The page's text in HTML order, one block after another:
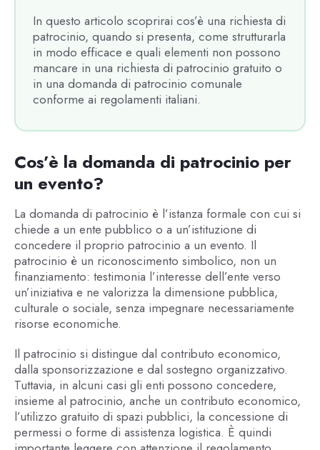
In questo articolo scoprirai cos’è una richiesta di
patrocinio, quando si presenta, come strutturarla
in modo efficace e quali elementi non possono
mancare in una richiesta di patrocinio gratuito o
in una domanda di patrocinio comunale
conforme ai regolamenti italiani.
Cos’è la domanda di patrocinio per
un evento?
La domanda di patrocinio è l’istanza formale con cui si
chiede a un ente pubblico o a un’istituzione di
concedere il proprio patrocinio a un evento. Il
patrocinio è un riconoscimento simbolico, non un
finanziamento: testimonia l’interesse dell’ente verso
un’iniziativa e ne valorizza la dimensione pubblica,
culturale o sociale, senza impegnare necessariamente
risorse economiche.
Il patrocinio si distingue dal contributo economico,
dalla sponsorizzazione e dal sostegno organizzativo.
Tuttavia, in alcuni casi gli enti possono concedere,
insieme al patrocinio, anche un contributo economico,
l’utilizzo gratuito di spazi pubblici, la concessione di
permessi o forme di assistenza logistica. È quindi